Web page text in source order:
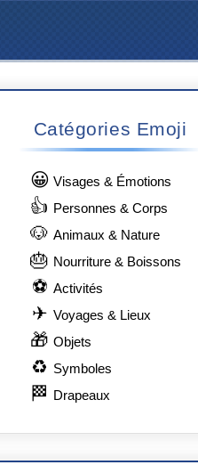
Catégories Emoji
😀 Visages & Émotions
👍 Personnes & Corps
🐶 Animaux & Nature
🎂 Nourriture & Boissons
⚽ Activités
✈ Voyages & Lieux
🎁 Objets
♻ Symboles
🏁 Drapeaux